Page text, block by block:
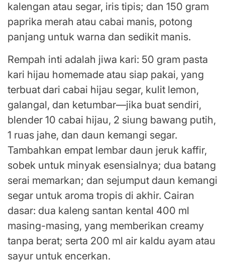
kalengan atau segar, iris tipis; dan 150 gram
paprika merah atau cabai manis, potong
panjang untuk warna dan sedikit manis.
Rempah inti adalah jiwa kari: 50 gram pasta
kari hijau homemade atau siap pakai, yang
terbuat dari cabai hijau segar, kulit lemon,
galangal, dan ketumbar—jika buat sendiri,
blender 10 cabai hijau, 2 siung bawang putih,
1 ruas jahe, dan daun kemangi segar.
Tambahkan empat lembar daun jeruk kaffir,
sobek untuk minyak esensialnya; dua batang
serai memarkan; dan sejumput daun kemangi
segar untuk aroma tropis di akhir. Cairan
dasar: dua kaleng santan kental 400 ml
masing-masing, yang memberikan creamy
tanpa berat; serta 200 ml air kaldu ayam atau
sayur untuk encerkan.